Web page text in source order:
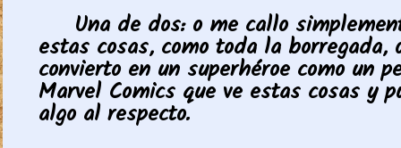
Una de dos: o me callo
estas cosas, como toda la borregada,
convierto en un superhéroe como un
Marvel Comics que ve estas cosas y
algo al respecto.